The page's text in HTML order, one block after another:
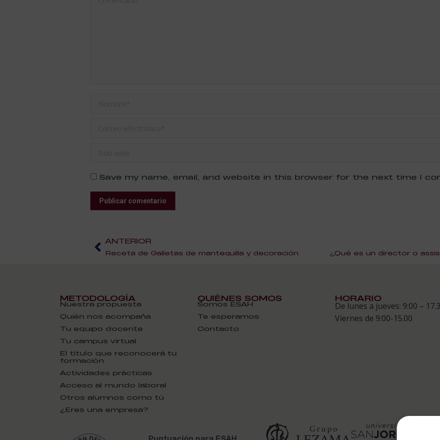
Save my name, email, and website in this browser for the next time I
Publicar comentario
ANTERIOR
Receta de Galletas de mantequilla y decoración
METODOLOGÍA
Nuestra propuesta
Quién nos acompaña
Tu equipo docente
Tu campus virtual
El título que reconocerá tu
formación
Actividades prácticas
Acceso al mundo laboral
Otros alumnos como tú
¿Eres una empresa?
QUIÉNES SOMOS
Somos ESAH
Te esperamos
Contacto
HORARIO
De lunes a jueves: 9:00 –
Viernes de 9:00-15.00